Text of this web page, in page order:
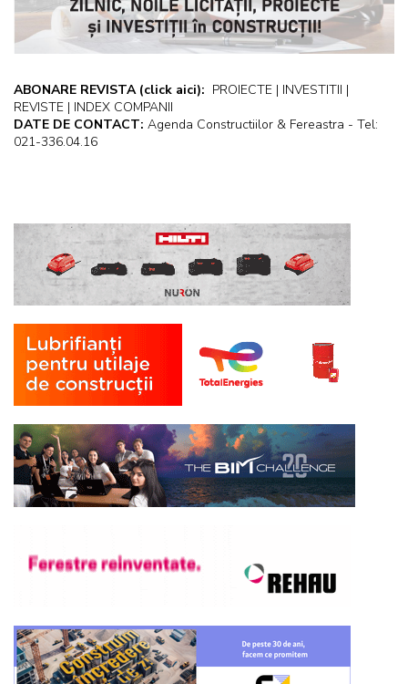
ABONARE REVISTA (click aici): PROIECTE | INVESTITII |
REVISTE | INDEX COMPANII
DATE DE CONTACT: Agenda Constructiilor & Fereastra - Tel:
021-336.04.16